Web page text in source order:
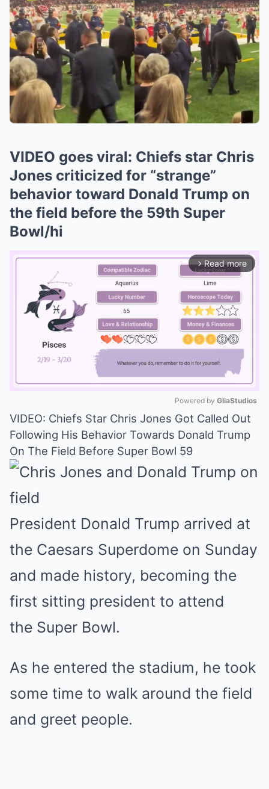
VIDEO goes viral: Chiefs star Chris
Jones criticized for “strange”
behavior toward Donald Trump on
the field before the 59th Super
Bowl/hi
arrow_forward_ios Read more
Mute
Powered by GliaStudios
VIDEO: Chiefs Star Chris Jones Got Called Out
Following His Behavior Towards Donald Trump
On The Field Before Super Bowl 59
President Donald Trump arrived at
the Caesars Superdome on Sunday
and made history, becoming the
first sitting president to attend
the Super Bowl.
As he entered the stadium, he took
some time to walk around the field
and greet people.